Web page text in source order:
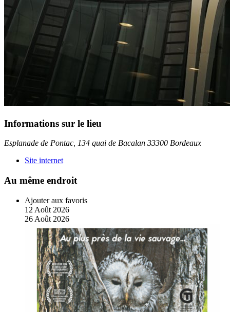
Informations sur le lieu
Esplanade de Pontac, 134 quai de Bacalan 33300 Bordeaux
Site internet
Au même endroit
Ajouter aux favoris
12 Août 2026
26 Août 2026